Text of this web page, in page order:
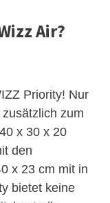
Air?
Priority! Nur
zum
x 30 x 20
den
x 23 cm mit in
bietet keine